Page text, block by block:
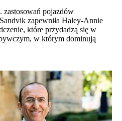
zastosowań pojazdów
zapewniła Haley-Annie
które przydadzą się w
w którym dominują